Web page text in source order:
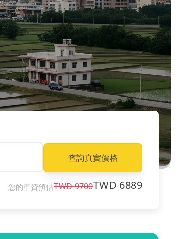
查詢真實價格
您的車資預估TWD9700TWD 6889